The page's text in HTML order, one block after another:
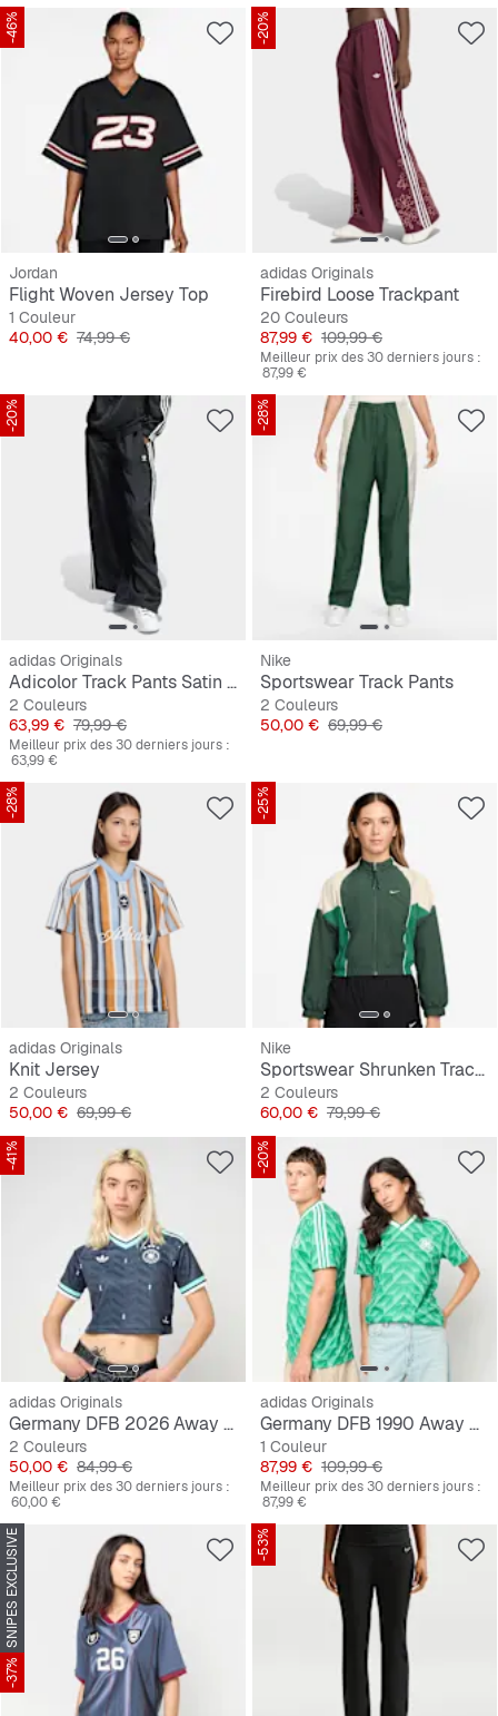
-46%
Jordan
Flight Woven Jersey Top
1 Couleur
Prix
40,00 € Prix original
74,99 €
-20%
adidas Originals
Firebird Loose Trackpant
20 Couleurs
Prix
87,99 € Prix original
109,99 €
Meilleur prix des 30 derniers jours :
87,99 €
-20%
adidas Originals
Adicolor Track Pants Satin Wide Leg
2 Couleurs
Prix
63,99 € Prix original
79,99 €
Meilleur prix des 30 derniers jours :
63,99 €
-28%
Nike
Sportswear Track Pants
2 Couleurs
Prix
50,00 € Prix original
69,99 €
-28%
adidas Originals
Knit Jersey
2 Couleurs
Prix
50,00 € Prix original
69,99 €
-25%
Nike
Sportswear Shrunken Track Jacket
2 Couleurs
Prix
60,00 € Prix original
79,99 €
-41%
adidas Originals
Germany DFB 2026 Away Jersey, cropped
2 Couleurs
Prix
50,00 € Prix original
84,99 €
Meilleur prix des 30 derniers jours :
60,00 €
-20%
adidas Originals
Germany DFB 1990 Away Jersey
1 Couleur
Prix
87,99 € Prix original
109,99 €
Meilleur prix des 30 derniers jours :
87,99 €
SNIPES EXCLUSIVE
-37%
-53%